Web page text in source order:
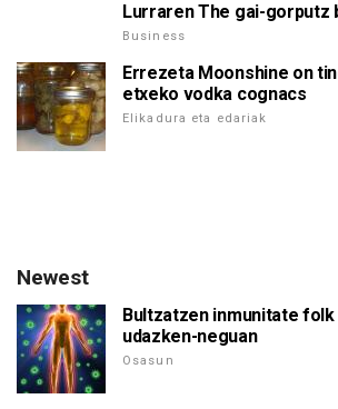
Lurraren The gai-gorputz
Business
Errezeta Moonshine on
etxeko vodka cognacs
Elikadura eta edariak
Newest
Bultzatzen inmunitate
udazken-neguan
Osasun